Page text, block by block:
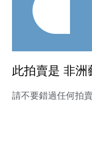
此拍賣是 非洲
請不要錯過任何拍賣